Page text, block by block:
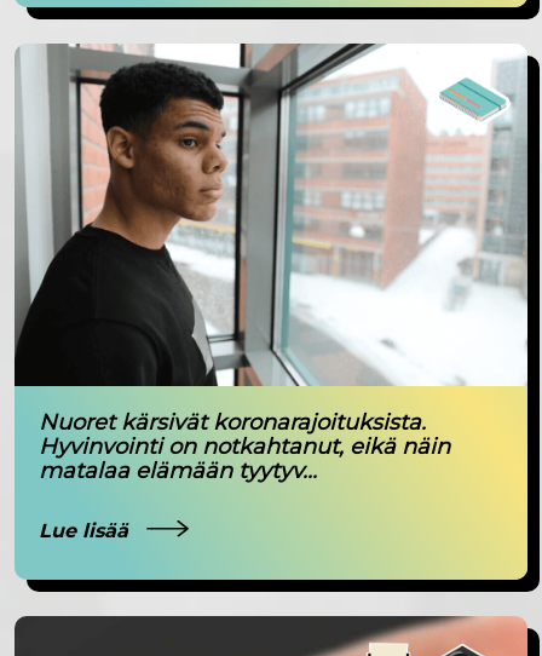
Nuoret kärsivät koronarajoituksista.
Hyvinvointi on notkahtanut, eikä näin
matalaa elämään tyytyv...
Lue lisää